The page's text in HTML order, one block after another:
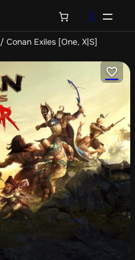
/ Conan Exiles [One, X|S]